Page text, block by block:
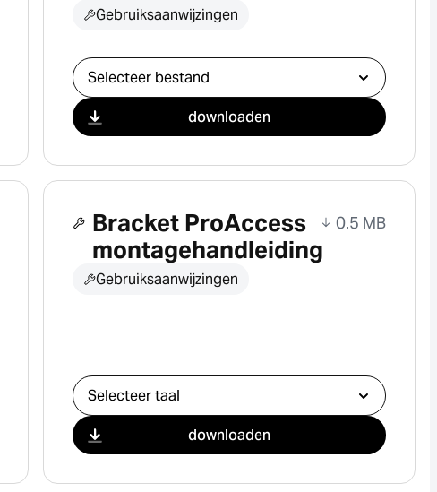
Gebruiksaanwijzingen
Selecteer download
downloaden
Bracket ProAccess
montagehandleiding
0.5 MB
Gebruiksaanwijzingen
Selecteer download
downloaden